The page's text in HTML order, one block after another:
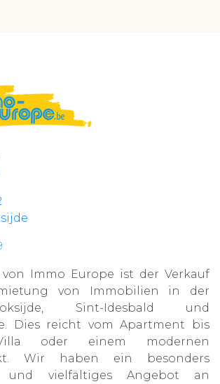
von Immo Europe ist der Verkauf
von Immobilien in der
Sint-Idesbald und
Dies reicht vom Apartment bis
oder einem modernen
Wir haben ein besonders
und vielfältiges Angebot an